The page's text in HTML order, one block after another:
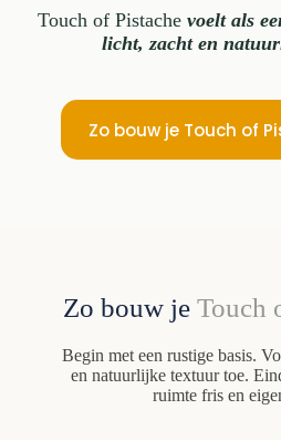
Touch of Pistache voelt als
licht, zacht en
Zo bouw je Touch of
Zo bouw jeTouch
Begin met een rustige basis.
en natuurlijke textuur toe.
ruimte fris en